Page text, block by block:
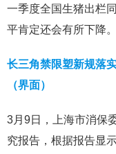
一季度全国生猪出栏
平肯定还会有所下降。
长三角禁限塑新规落
（界面）
3月9日，上海市消保
究报告，根据报告显